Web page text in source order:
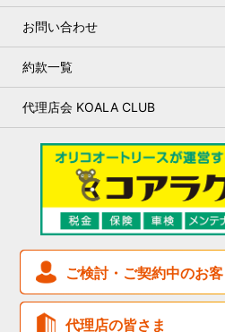
人権基本方針
環境基本方針
個人情報保護方針
リスク管理基本方針
女性活躍推進について
マネー・ローンダリング、テ
のための基本方針
反社会的勢力に対する基本方
健康経営基本方針
オートリースのメリット
メンテナンスについて
変更について
書類について
お支払いについて
契約期間中について
契約終了後について
税金・保険について
お問い合わせ
約款一覧
代理店会 KOALA CLUB
ご検討・ご契約中のお客
代理店の皆さま